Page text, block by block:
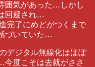
囲気があった…しかし
回避され…
完了にめどがつくまで
づいていた…
デジタル無線化はほぼ
度こそは去就がささ